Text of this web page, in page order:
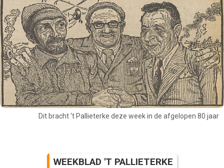
Dit bracht ‘t Pallieterke deze week in de afgelopen 80 jaar
WEEKBLAD 'T PALLIETERKE